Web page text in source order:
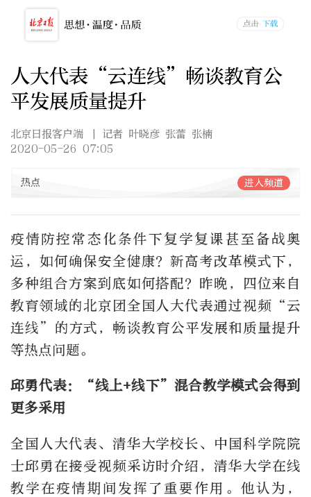
人大代表“云连线”畅谈教育公
平发展质量提升
北京日报客户端
| 记者 叶晓彦 张蕾 张楠
2020-05-26 07:05
热点 进入频道
疫情防控常态化条件下复学复课甚至备战奥
运，如何确保安全健康？新高考改革模式下，
多种组合方案到底如何搭配？昨晚，四位来自
教育领域的北京团全国人大代表通过视频“云
连线”的方式，畅谈教育公平发展和质量提升
等热点问题。
邱勇代表：“线上+线下”混合教学模式会得到
更多采用
全国人大代表、清华大学校长、中国科学院院
士邱勇在接受视频采访时介绍，清华大学在线
教学在疫情期间发挥了重要作用。他认为，